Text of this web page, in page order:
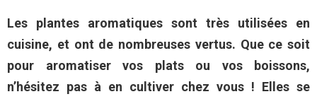
Les plantes aromatiques sont très utilisées en
cuisine, et ont de nombreuses vertus. Que ce soit
pour aromatiser vos plats ou vos boissons,
n’hésitez pas à en cultiver chez vous ! Elles se